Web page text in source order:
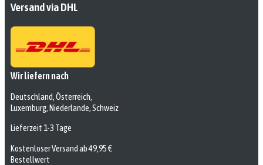
Versand via DHL
Wir liefern nach
Deutschland, Österreich,
Luxemburg, Niederlande, Schweiz
Lieferzeit 1-3 Tage
Kostenloser Versand ab 49,95 €
Bestellwert